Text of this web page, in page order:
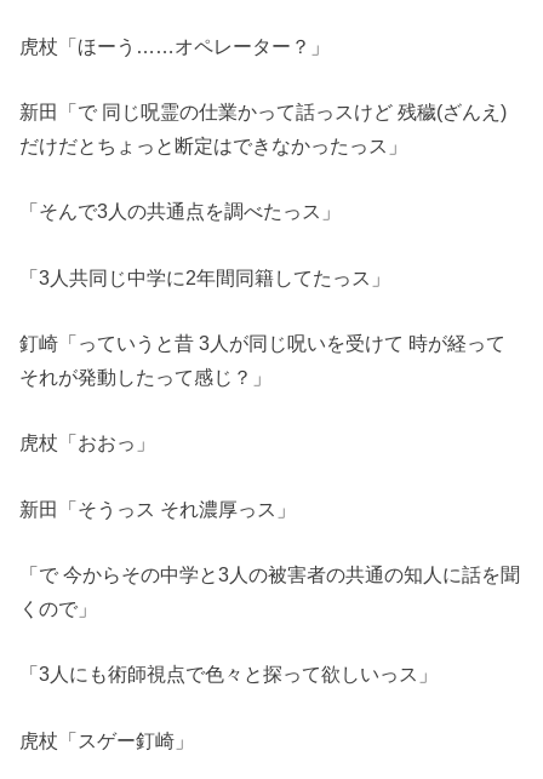
虎杖「ほーう……オペレーター？」
新田「で 同じ呪霊の仕業かって話っスけど 残穢(ざんえ)
だけだとちょっと断定はできなかったっス」
「そんで3人の共通点を調べたっス」
「3人共同じ中学に2年間同籍してたっス」
釘崎「っていうと昔 3人が同じ呪いを受けて 時が経って
それが発動したって感じ？」
虎杖「おおっ」
新田「そうっス それ濃厚っス」
「で 今からその中学と3人の被害者の共通の知人に話を聞
くので」
「3人にも術師視点で色々と探って欲しいっス」
虎杖「スゲー釘崎」